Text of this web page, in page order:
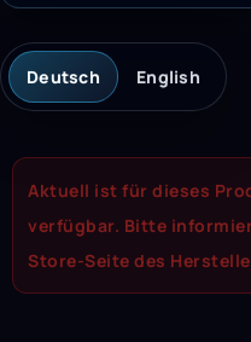
Deutsch English
Aktuell ist für dieses
verfügbar. Bitte
Store-Seite des